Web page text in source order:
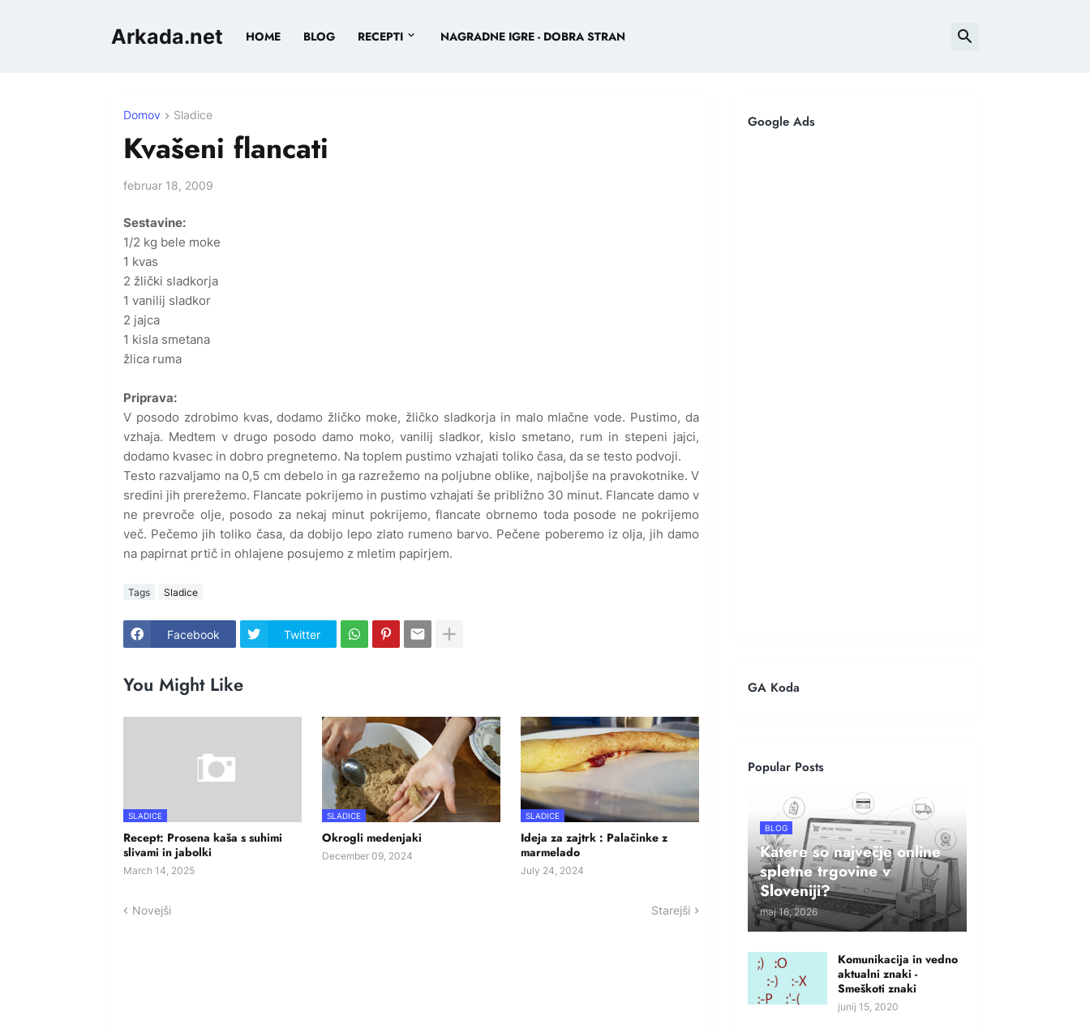
Arkada.net HOME BLOG RECEPTI NAGRADNE IGRE - DOBRA STRAN
Domov Sladice
Kvašeni flancati
februar 18, 2009
Sestavine:
1/2 kg bele moke
1 kvas
2 žlički sladkorja
1 vanilij sladkor
2 jajca
1 kisla smetana
žlica ruma
Priprava:
V posodo zdrobimo kvas, dodamo žličko moke, žličko sladkorja in malo mlačne vode. Pustimo, da
vzhaja. Medtem v drugo posodo damo moko, vanilij sladkor, kislo smetano, rum in stepeni jajci,
dodamo kvasec in dobro pregnetemo. Na toplem pustimo vzhajati toliko časa, da se testo podvoji.
Testo razvaljamo na 0,5 cm debelo in ga razrežemo na poljubne oblike, najboljše na pravokotnike. V
sredini jih prerežemo. Flancate pokrijemo in pustimo vzhajati še približno 30 minut. Flancate damo v
ne prevroče olje, posodo za nekaj minut pokrijemo, flancate obrnemo toda posode ne pokrijemo
več. Pečemo jih toliko časa, da dobijo lepo zlato rumeno barvo. Pečene poberemo iz olja, jih damo
na papirnat prtič in ohlajene posujemo z mletim papirjem.
Tags Sladice
Facebook Twitter
You Might Like
SLADICE
Recept: Prosena kaša s suhimi
slivami in jabolki
March 14, 2025
SLADICE
Okrogli medenjaki
December 09, 2024
SLADICE
Ideja za zajtrk : Palačinke z
marmelado
July 24, 2024
Novejši Starejši
Google Ads
GA Koda
Popular Posts
BLOG
Katere so največje online
spletne trgovine v
Sloveniji?
maj 16, 2026
Komunikacija in vedno
aktualni znaki -
Smeškoti znaki
junij 15, 2020